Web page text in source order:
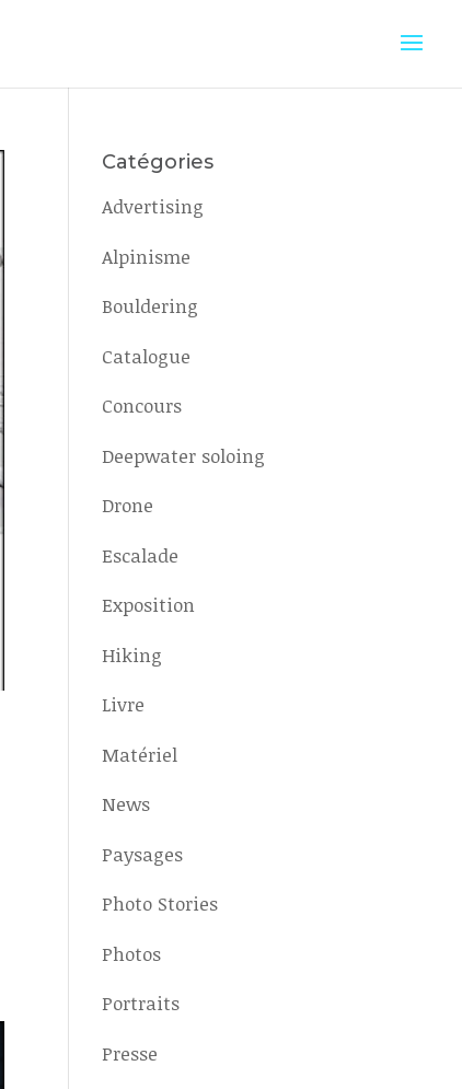
Catégories
Advertising
Alpinisme
Bouldering
Catalogue
Concours
Deepwater soloing
Drone
Escalade
Exposition
Hiking
Livre
Matériel
News
Paysages
Photo Stories
Photos
Portraits
Presse